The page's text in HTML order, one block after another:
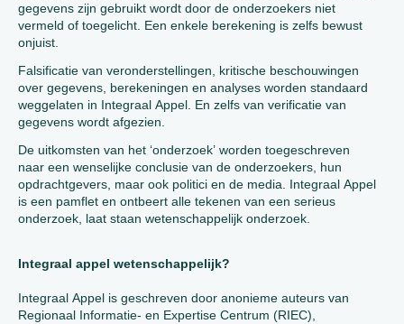
gegevens zijn gebruikt wordt door de onderzoekers niet
vermeld of toegelicht. Een enkele berekening is zelfs bewust
onjuist.
Falsificatie van veronderstellingen, kritische beschouwingen
over gegevens, berekeningen en analyses worden standaard
weggelaten in Integraal Appel. En zelfs van verificatie van
gegevens wordt afgezien.
De uitkomsten van het ‘onderzoek’ worden toegeschreven
naar een wenselijke conclusie van de onderzoekers, hun
opdrachtgevers, maar ook politici en de media. Integraal Appel
is een pamflet en ontbeert alle tekenen van een serieus
onderzoek, laat staan wetenschappelijk onderzoek.
Integraal appel wetenschappelijk?
Integraal Appel is geschreven door anonieme auteurs van
Regionaal Informatie- en Expertise Centrum (RIEC),